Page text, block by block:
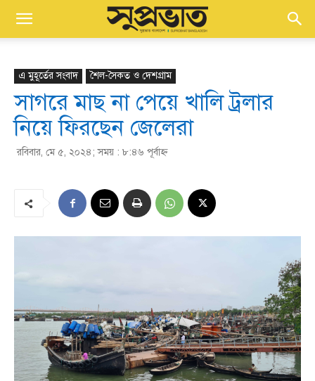
এ মুহূর্তের সংবাদ শৈল-সৈকত ও দেশগ্রাম
সাগরে মাছ না পেয়ে খালি ট্রলার
নিয়ে ফিরছেন জেলেরা
রবিবার, মে ৫, ২০২৪; সময় : ৮:৪৬ পূর্বাহ্ণ